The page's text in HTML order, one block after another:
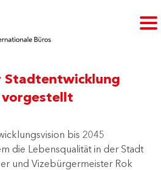
Stadtentwicklung
vorgestellt
bis 2045
die Lebensqualität in der Stadt
und Vizebürgermeister Rok